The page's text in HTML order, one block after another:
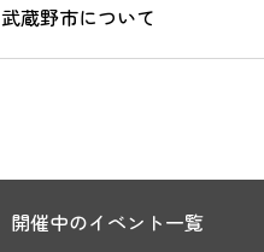
武蔵野市について
開催中のイベント一覧